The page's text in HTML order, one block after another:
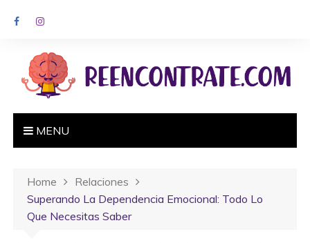
MENU
Home
Relaciones
Superando La Dependencia Emocional: Todo Lo
Que Necesitas Saber